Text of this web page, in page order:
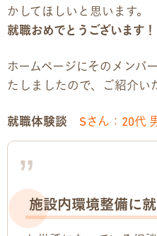
雇用をお考えの企業
プライバシーポリシー
お問い合わせ
かしてほしいと思います。
就職おめでとうございます！
ホームページにそのメンバ
たしましたので、ご紹介い
就職体験談 Sさん：20代
施設内環境整備に